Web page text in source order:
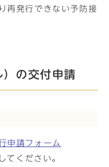
再発行できない予防接
の交付申請
申請フォーム
てください。